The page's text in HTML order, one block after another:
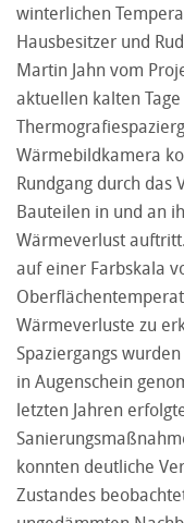
winterlichen
Hausbesitzer und
Martin Jahn vom
aktuellen kalten
Wärmebildkamera
Rundgang durch das
Bauteilen in und an
Wärmeverlust
auf einer Farbskala
Wärmeverluste zu
Spaziergangs
in Augenschein
letzten Jahren
konnten deutliche
Zustandes